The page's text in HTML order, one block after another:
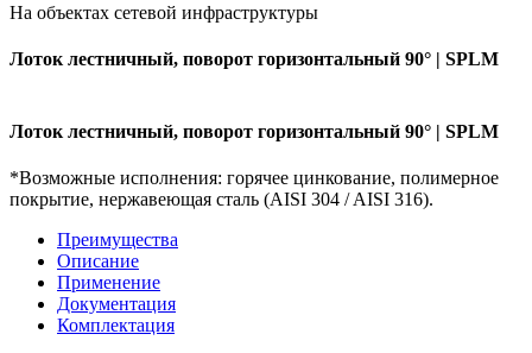
На объектах сетевой инфраструктуры
Лоток лестничный, поворот горизонтальный 90° | SPLM
Лоток лестничный, поворот горизонтальный 90° | SPLM
*Возможные исполнения: горячее цинкование, полимерное
покрытие, нержавеющая сталь (AISI 304 / AISI 316).
Преимущества
Описание
Применение
Документация
Комплектация